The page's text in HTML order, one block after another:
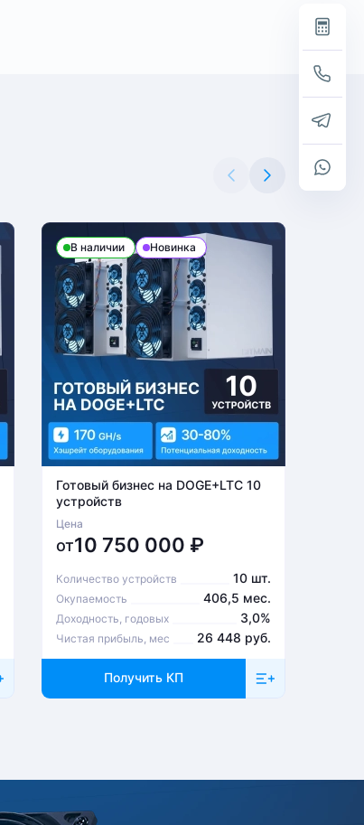
В наличии Новинка
Готовый бизнес на DOGE+LTC 10
устройств
Цена
от10 750 000 ₽
Количество устройств 10 шт.
Окупаемость 406,5 мес.
Доходность, годовых 3,0%
Чистая прибыль, мес 26 448 руб.
Получить КП